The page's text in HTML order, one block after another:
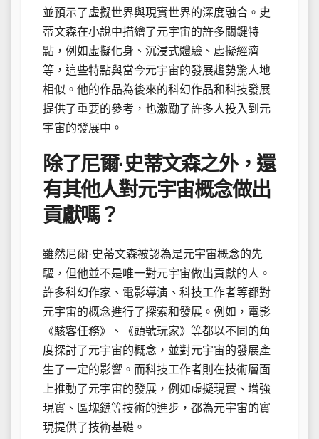
並預示了虛擬世界與現實世界的深度融合。史
蒂文森在小說中描繪了元宇宙的許多關鍵特
點，例如虛擬化身、沉浸式體驗、虛擬經濟
等，這些特點與當今元宇宙的發展趨勢驚人地
相似。他的作品為後來的科幻作品和科技發展
提供了重要的參考，也激勵了許多人投入到元
宇宙的發展中。
除了尼爾·史蒂文森之外，還
有其他人對元宇宙概念做出
貢獻嗎？
雖然尼爾·史蒂文森被認為是元宇宙概念的先
驅，但他並不是唯一對元宇宙做出貢獻的人。
許多科幻作家、電影導演、科技工作者等都對
元宇宙的概念進行了探索和發展。例如，電影
《駭客任務》、《頭號玩家》等都以不同的角
度探討了元宇宙的概念，並對元宇宙的發展產
生了一定的影響。而科技工作者則在技術層面
上推動了元宇宙的發展，例如虛擬現實、增強
現實、區塊鏈等技術的進步，都為元宇宙的實
現提供了技術基礎。